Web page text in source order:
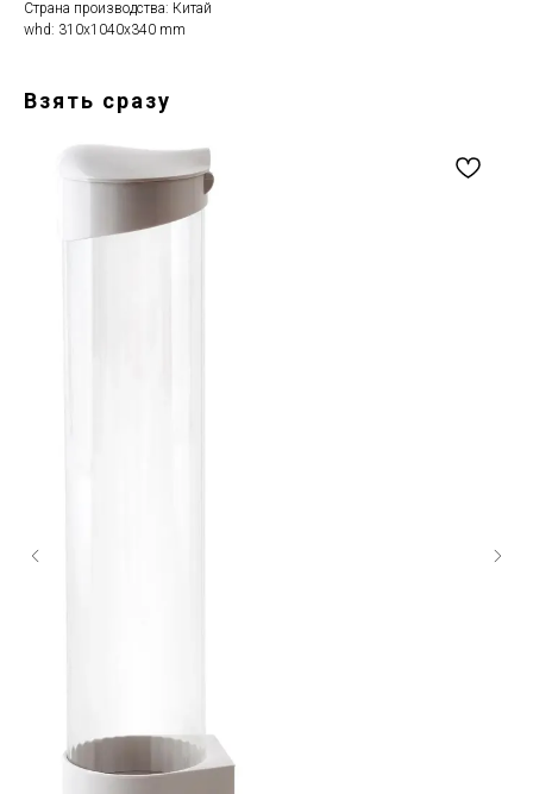
Страна производства: Китай
whd: 310x1040x340 mm
Взять сразу